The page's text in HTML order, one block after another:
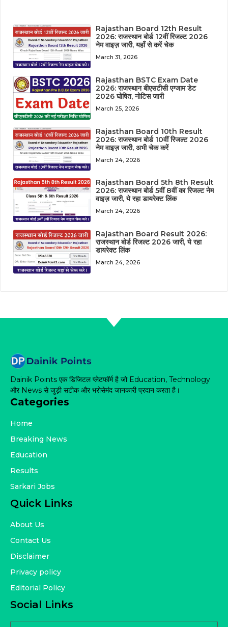
Rajasthan Board 12th Result
2026: राजस्थान बोर्ड 12वीं रिजल्ट 2026
नेम वाइज़ जारी, यहाँ से करें चेक
March 31, 2026
Rajasthan BSTC Exam Date
2026: राजस्थान बीएसटीसी एग्जाम डेट
2026 घोषित, नोटिस जारी
March 25, 2026
Rajasthan Board 10th Result
2026: राजस्थान बोर्ड 10वीं रिजल्ट 2026
नेम वाइज़ जारी, अभी चेक करें
March 24, 2026
Rajasthan Board 5th 8th Result
2026: राजस्थान बोर्ड 5वीं 8वीं का रिजल्ट नेम
वाइज़ जारी, ये रहा डायरेक्ट लिंक
March 24, 2026
Rajasthan Board Result 2026:
राजस्थान बोर्ड रिजल्ट 2026 जारी, ये रहा
डायरेक्ट लिंक
March 24, 2026
Dainik Points एक डिजिटल प्लेटफॉर्म है जो Education, Technology
और News से जुड़ी सटीक और भरोसेमंद जानकारी प्रदान करता है।
Categories
Home
Breaking News
Education
Results
Sarkari Jobs
Quick Links
About Us
Contact Us
Disclaimer
Privacy policy
Editorial Policy
Social Links